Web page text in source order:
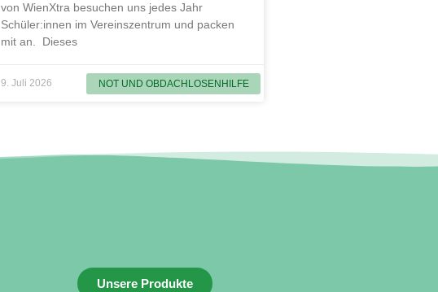
NOT UND OBDACHLOSENHILFE
von WienXtra besuchen uns jedes Jahr
Schüler:innen im Vereinszentrum und packen
mit an. Dieses
9. Juli 2026
Unsere Produkte